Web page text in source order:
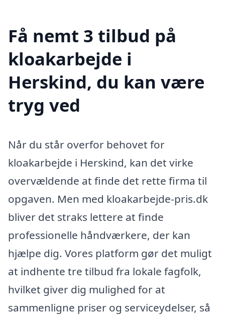
Få nemt 3 tilbud på
kloakarbejde i
Herskind, du kan være
tryg ved
Når du står overfor behovet for
kloakarbejde i Herskind, kan det virke
overvældende at finde det rette firma til
opgaven. Men med kloakarbejde-pris.dk
bliver det straks lettere at finde
professionelle håndværkere, der kan
hjælpe dig. Vores platform gør det muligt
at indhente tre tilbud fra lokale fagfolk,
hvilket giver dig mulighed for at
sammenligne priser og serviceydelser, så